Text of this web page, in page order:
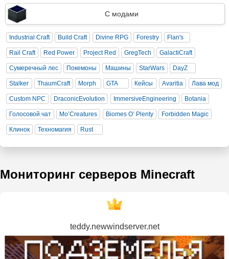
С модами
Industrial Craft Build Craft Divine RPG Forestry Flan's
Rail Craft Red Power Project Red GregTech GalactiCraft
Сумеречный лес Покемоны Машины StarWars DayZ
Stalker ThaumCraft Morph GTA Кейсы Avaritia Лава мод
Custom NPC DraconicEvolution ImmersiveEngineering Botania
Голосовой чат Mo’Creatures Biomes O’ Plenty Forbidden Magic
Клинок Техномагия Rust
Мониторинг серверов Minecraft
teddy.newwindserver.net